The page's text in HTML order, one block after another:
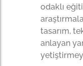
odaklı
tasarım,
anlayan